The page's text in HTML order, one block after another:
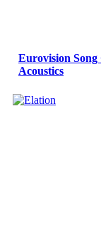
Eurovision Song
Acoustics